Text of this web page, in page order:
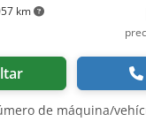
km
de máquina/